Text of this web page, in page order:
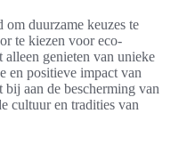
duurzame keuzes te
te kiezen voor eco-
genieten van unieke
en positieve impact van
aan de bescherming van
cultuur en tradities van